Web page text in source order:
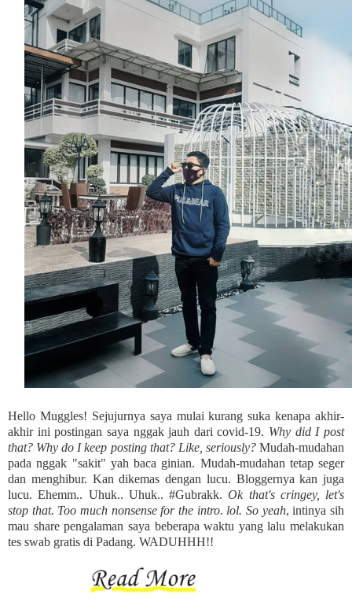
Hello Muggles! Sejujurnya saya mulai kurang suka kenapa akhir-
akhir ini postingan saya nggak jauh dari covid-19. Why did I post
that? Why do I keep posting that? Like, seriously?Mudah-mudahan
pada nggak "sakit" yah baca ginian. Mudah-mudahan tetap seger
dan menghibur. Kan dikemas dengan lucu. Bloggernya kan juga
lucu. Ehemm.. Uhuk.. Uhuk.. #Gubrakk.Ok that's cringey, let's
stop that. Too much nonsense for the intro. lol. So yeah, intinya sih
mau share pengalaman saya beberapa waktu yang lalu melakukan
tes swab gratis di Padang. WADUHHH!!